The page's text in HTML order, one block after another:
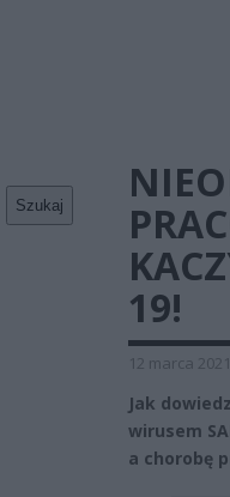
Szukaj
19!
12 marca
Jak
wirusem
a chorobę